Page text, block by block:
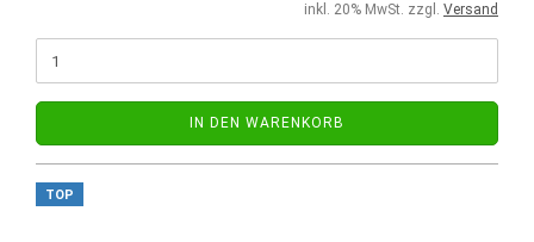
inkl. 20% MwSt. zzgl. Versand
IN DEN WARENKORB
TOP